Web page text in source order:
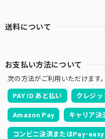
送料について
お支払い方法について
次の方法がご利用いただけます。
PAY ID あと払い クレジッ
Amazon Pay キャリア決
コンビニ決済またはPay-easy